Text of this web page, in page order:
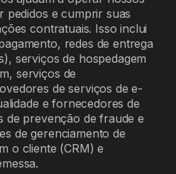
pedidos e cumprir suas
contratuais. Isso inclui
redes de entrega
serviços de hospedagem
serviços de
de serviços de e-
e fornecedores de
de prevenção de fraude e
de gerenciamento de
o cliente (CRM) e